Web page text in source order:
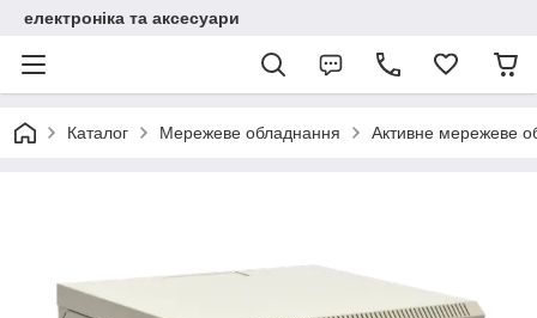
електроніка та аксесуари
Каталог Мережеве обладнання Активне мережеве